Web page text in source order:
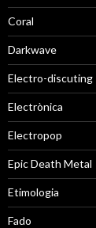
Coral
Darkwave
Electro-discuting
Electrònica
Electropop
Epic Death Metal
Etimologia
Fado